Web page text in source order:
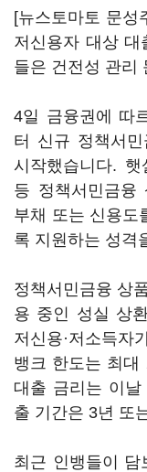
[뉴스토마토 문성
저신용자 대상 대
들은 건전성 관리
4일 금융권에 따
터 신규 정책서
시작했습니다.
등 정책서민금융
부채 또는 신용도
록 지원하는 성격
정책서민금융 상
용 중인 성실 상
저신용·저소득
뱅크 한도는 최대
대출 금리는 이날
출 기간은 3년 또
최근 인뱅들이